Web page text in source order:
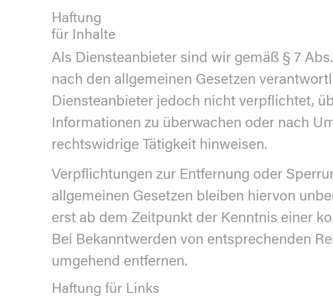
Haftung
für Inhalte
Als Diensteanbieter sind wir gemäß § 7
nach den allgemeinen Gesetzen
Diensteanbieter jedoch nicht verpflichtet,
Informationen zu überwachen oder nach
rechtswidrige Tätigkeit hinweisen.
Verpflichtungen zur Entfernung oder
allgemeinen Gesetzen bleiben hiervon
erst ab dem Zeitpunkt der Kenntnis einer
Bei Bekanntwerden von entsprechenden
umgehend entfernen.
Haftung für Links